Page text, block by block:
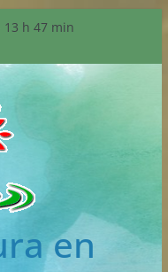
13 h 47 min
en